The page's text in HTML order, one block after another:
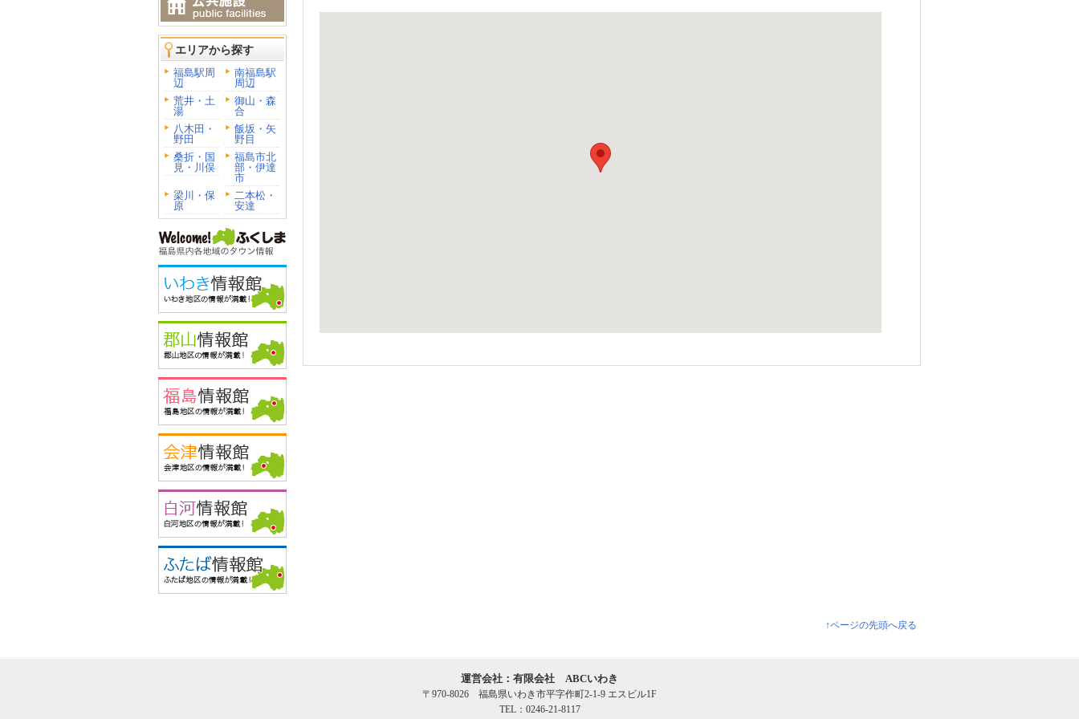
エリアから探す
福島駅周
辺
南福島駅
周辺
荒井・土
湯
御山・森
合
八木田・
野田
飯坂・矢
野目
桑折・国
見・川俣
福島市北
部・伊達
市
梁川・保
原
二本松・
安達
↑ページの先頭へ戻る
運営会社：有限会社 ABCいわき
〒970-8026 福島県いわき市平字作町2-1-9 エスビル1F
TEL：0246-21-8117